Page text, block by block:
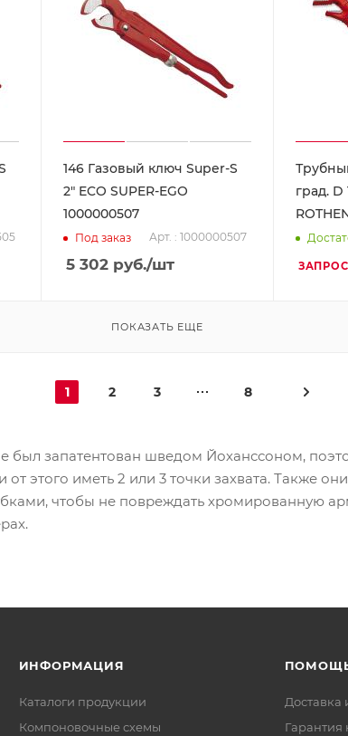
146 Газовый ключ Super-S
2" ECO SUPER-EGO
1000000507
Под заказ Арт. : 1000000507
5 302 руб./шт
град. D
ПОКАЗАТЬ ЕЩЕ
1 2 3 8
был запатентован шведом Йоханссоном,
этого иметь 2 или 3 точки захвата. Также
чтобы не повреждать хромированную
ИНФОРМАЦИЯ
Каталоги продукции
Компоновочные схемы
Доставка
Гарантия